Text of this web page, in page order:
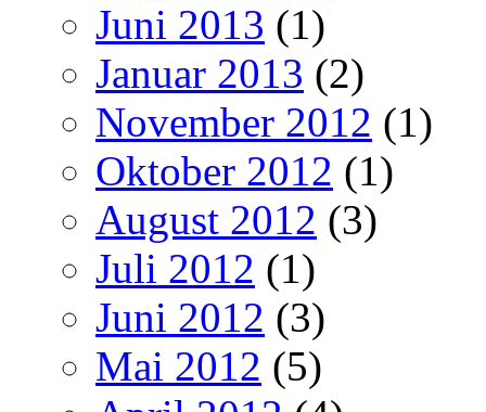
Juni 2013 (1)
Januar 2013 (2)
November 2012 (1)
Oktober 2012 (1)
August 2012 (3)
Juli 2012 (1)
Juni 2012 (3)
Mai 2012 (5)